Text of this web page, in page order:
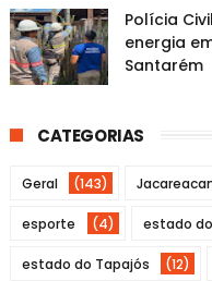
Polícia
energia
Santarém
CATEGORIAS
Geral (143)
esporte (4) estado
estado do Tapajós (12)